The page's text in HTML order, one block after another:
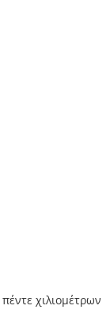
πέντε χιλιομέτρων